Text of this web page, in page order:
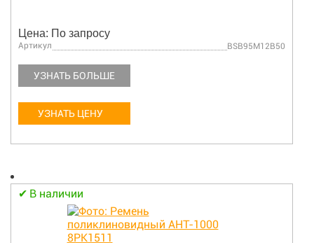
Цена: По запросу
Артикул BSB95M12B50
УЗНАТЬ БОЛЬШЕ
УЗНАТЬ ЦЕНУ
В наличии